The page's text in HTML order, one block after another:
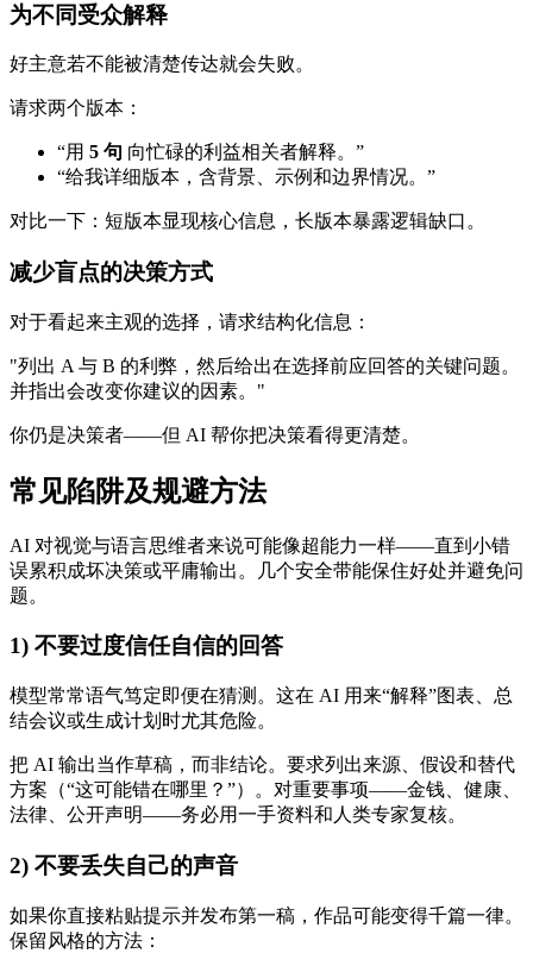
为不同受众解释
好主意若不能被清楚传达就会失败。
请求两个版本：
“用 5 句 向忙碌的利益相关者解释。”
“给我详细版本，含背景、示例和边界情况。”
对比一下：短版本显现核心信息，长版本暴露逻辑缺口。
减少盲点的决策方式
对于看起来主观的选择，请求结构化信息：
"列出 A 与 B 的利弊，然后给出在选择前应回答的关键问题。
并指出会改变你建议的因素。"
你仍是决策者——但 AI 帮你把决策看得更清楚。
常见陷阱及规避方法
AI 对视觉与语言思维者来说可能像超能力一样——直到小错
误累积成坏决策或平庸输出。几个安全带能保住好处并避免问
题。
1) 不要过度信任自信的回答
模型常常语气笃定即便在猜测。这在 AI 用来“解释”图表、总
结会议或生成计划时尤其危险。
把 AI 输出当作草稿，而非结论。要求列出来源、假设和替代
方案（“这可能错在哪里？”）。对重要事项——金钱、健康、
法律、公开声明——务必用一手资料和人类专家复核。
2) 不要丢失自己的声音
如果你直接粘贴提示并发布第一稿，作品可能变得千篇一律。
保留风格的方法：